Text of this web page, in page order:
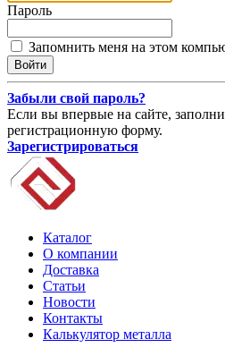
Пароль
Запомнить меня на этом
Забыли свой пароль?
Если вы впервые на сайте,
регистрационную форму.
Зарегистрироваться
Каталог
О компании
Доставка
Статьи
Новости
Контакты
Калькулятор металла